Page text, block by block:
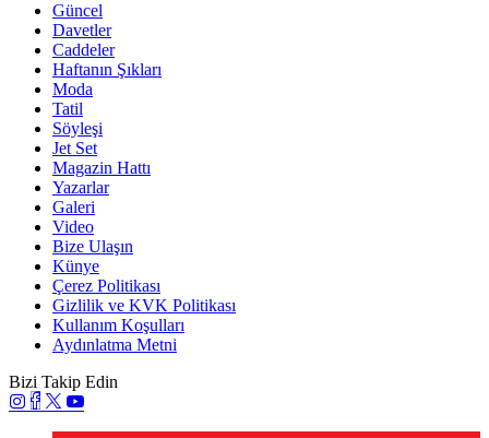
Güncel
Davetler
Caddeler
Haftanın Şıkları
Moda
Tatil
Söyleşi
Jet Set
Magazin Hattı
Yazarlar
Galeri
Video
Bize Ulaşın
Künye
Çerez Politikası
Gizlilik ve KVK Politikası
Kullanım Koşulları
Aydınlatma Metni
Bizi Takip Edin